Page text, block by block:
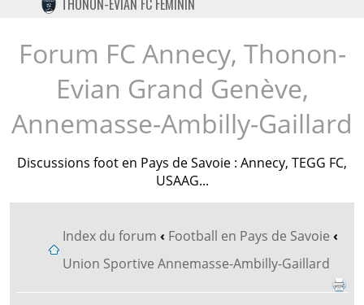
TWITTER
INSTAGRAM
THONON-EVIAN FC FÉMININ
Forum FC Annecy, Thonon-
Evian Grand Genève,
Annemasse-Ambilly-Gaillard
Discussions foot en Pays de Savoie : Annecy, TEGG FC,
USAAG...
Index du forum ‹ Football en Pays de Savoie ‹
Union Sportive Annemasse-Ambilly-Gaillard